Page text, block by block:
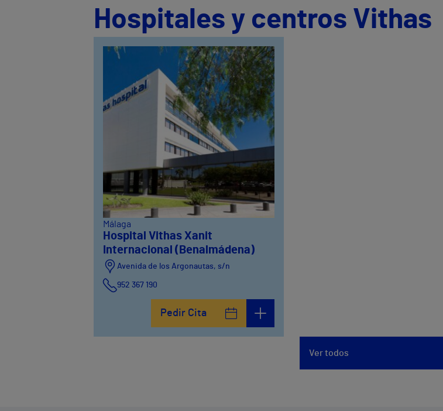
Hospitales y centros Vithas
Málaga
Hospital Vithas Xanit
Internacional (Benalmádena)
Avenida de los Argonautas, s/n
952 367 190
Pedir Cita
Ver todos